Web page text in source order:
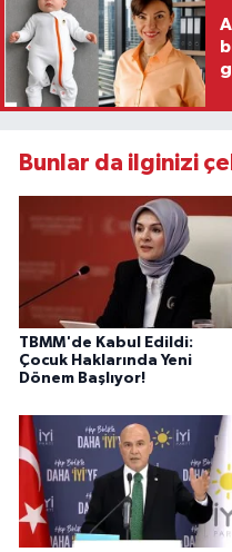
Bunlar da ilginizi
TBMM'de Kabul Edildi:
Çocuk Haklarında Yeni
Dönem Başlıyor!